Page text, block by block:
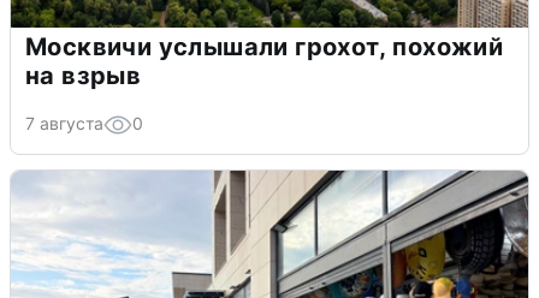
Москвичи услышали грохот, похожий
на взрыв
7 августа 0